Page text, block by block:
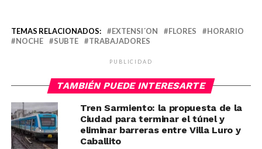
TEMAS RELACIONADOS: EXTENSI´ON FLORES
HORARIO
NOCHE
SUBTE TRABAJADORES
PUBLICIDAD
TAMBIÉN PUEDE INTERESARTE
Tren Sarmiento: la propuesta de la
Ciudad para terminar el túnel y
eliminar barreras entre Villa Luro y
Caballito